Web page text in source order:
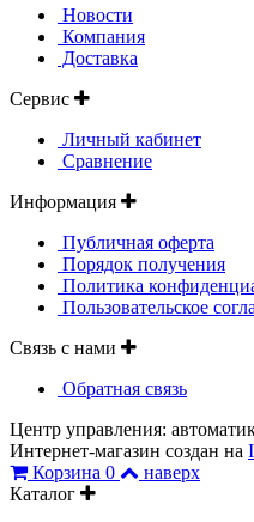
Новости
Компания
Доставка
Сервис
Личный кабинет
Сравнение
Информация
Публичная оферта
Порядок получения
Политика
Пользовательское
Связь с нами
Обратная связь
Центр управления:
Интернет-магазин создан на
Корзина 0
наверх
Каталог